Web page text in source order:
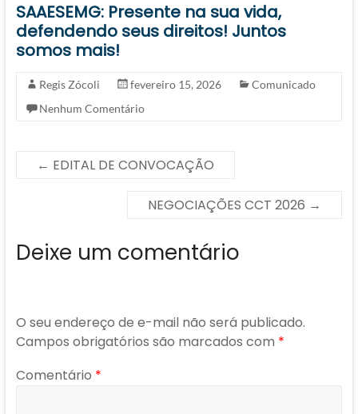
SAAESEMG: Presente na sua vida,
defendendo seus direitos! Juntos
somos mais!
Regis Zócoli fevereiro 15, 2026
Comunicado
Nenhum Comentário
← EDITAL DE CONVOCAÇÃO
NEGOCIAÇÕES CCT 2026 →
Deixe um comentário
O seu endereço de e-mail não será publicado.
Campos obrigatórios são marcados com *
Comentário *